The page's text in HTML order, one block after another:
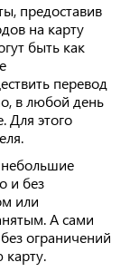
предоставив
на карту
быть как
перевод
в любой день
Для этого
небольшие
и без
или
А сами
ограничений